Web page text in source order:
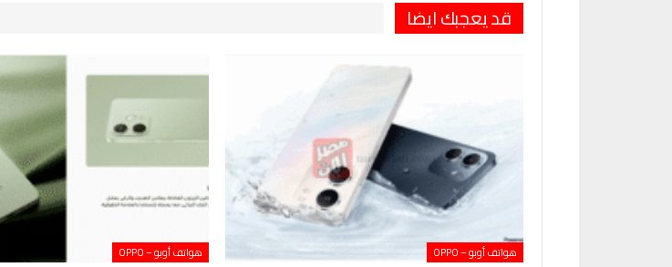
قد يعجبك ايضا
هواتف أوبو – OPPO هواتف أوبو – OPPO